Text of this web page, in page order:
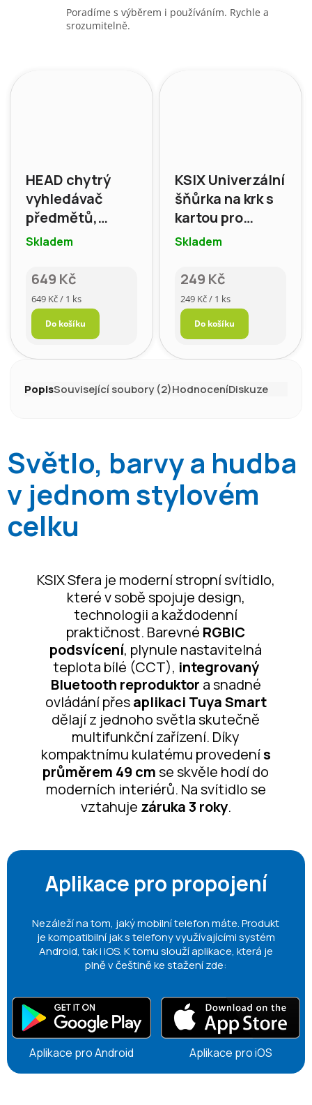
Poradíme s výběrem i používáním. Rychle a
srozumitelně.
HEAD chytrý
vyhledávač
předmětů,
kompatibilní s
Skladem
649 Kč
Měrná
cena:
649 Kč / 1 ks
Do košíku
KSIX Univerzální
šňůrka na krk s
kartou pro
smartphone,
Skladem
249 Kč
Měrná
cena:
249 Kč / 1 ks
Do košíku
PopisSouvisející soubory (2)HodnoceníDiskuze
Světlo, barvy a hudba
v jednom stylovém
celku
KSIX Sfera je moderní stropní svítidlo,
které v sobě spojuje design,
technologii a každodenní
praktičnost. Barevné RGBIC
podsvícení, plynule nastavitelná
teplota bílé (CCT), integrovaný
Bluetooth reproduktor a snadné
ovládání přesaplikaci Tuya Smart
dělají z jednoho světla skutečně
multifunkční zařízení. Díky
kompaktnímu kulatému provedenís
průměrem 49 cmse skvěle hodí do
moderních interiérů. Na svítidlo se
vztahuje záruka 3 roky.
Aplikace pro propojení
Nezáleží na tom, jaký mobilní telefon máte. Produkt
je kompatibilní jak s telefony využívajícími systém
Android, tak i iOS. K tomu slouží aplikace, která je
plně v češtině ke stažení zde:
Aplikace pro Android Aplikace pro iOS